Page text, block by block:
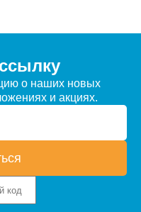
о наших новых
и акциях.